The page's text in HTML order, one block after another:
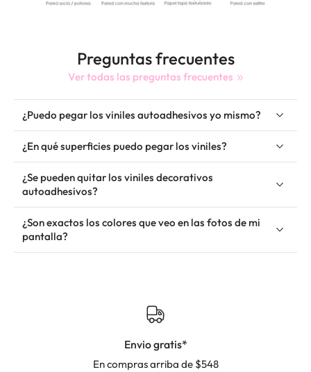
Preguntas frecuentes
Ver todas las preguntas frecuentes
¿Puedo pegar los viniles autoadhesivos yo mismo?
¿En qué superficies puedo pegar los viniles?
¿Se pueden quitar los viniles decorativos
autoadhesivos?
¿Son exactos los colores que veo en las fotos de mi
pantalla?
Envio gratis*
En compras arriba de $548